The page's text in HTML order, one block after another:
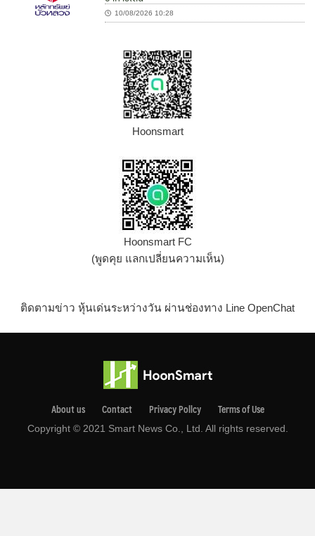
10/08/2026 10:28
Hoonsmart
Hoonsmart FC
(พูดคุย แลกเปลี่ยนความเห็น)
ติดตามข่าว หุ้นเด่นระหว่างวัน ผ่านช่องทาง Line OpenChat
About us Contact Privacy Pollcy Terms of Use
Copyright © 2021 Smart News Co., Ltd. All rights reserved.